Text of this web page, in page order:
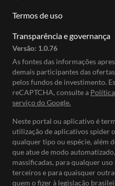
Termos de uso
Transparência e governança
Versão: 1.0.76
As fontes das informações
demais participantes das
pelos fundos de investimento.
reCAPTCHA, consulte a
serviço do Google.
Neste portal ou aplicativo é
utilização de aplicativos spider
qualquer tipo ou espécie, além
que atue de modo
massificadas, para qualquer
terceiros e para quaisquer
quem o fizer à legislação